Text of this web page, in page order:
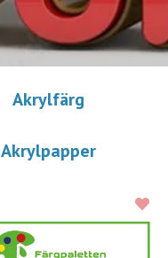
Akrylfärg
Akrylpapper